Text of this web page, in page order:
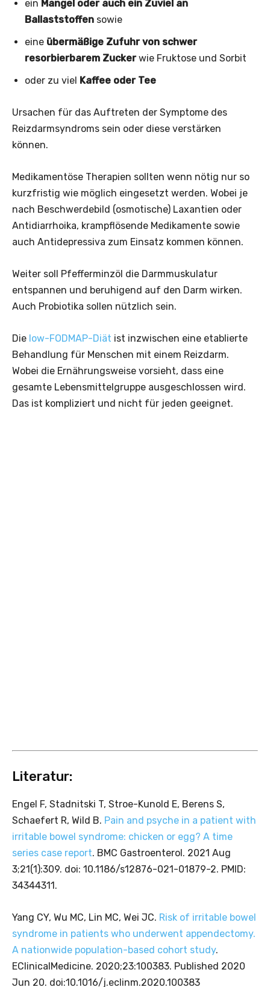
ein Mangel oder auch ein Zuviel an
Ballaststoffen sowie
eine übermäßige Zufuhr von schwer
resorbierbarem Zucker­wie Fruktose und Sorbit
oder zu viel Kaffee oder Tee
Ursachen für das Auftreten der Symptome des
Reizdarmsyndroms sein oder diese verstärken
können.
Medikamentöse Therapien sollten wenn nötig nur so
kurzfristig wie möglich eingesetzt werden. Wobei je
nach Beschwerdebild (osmotische) Laxantien oder
Antidiarrhoika, krampflösende Medikamente sowie
auch Antidepressiva zum Einsatz kommen können.
Weiter soll Pfefferminzöl die Darmmuskulatur
entspannen und beruhigend auf den Darm wirken.
Auch Probiotika sollen nützlich sein.
Die low-FODMAP-Diät ist inzwischen eine etablierte
Behandlung für Menschen mit einem Reizdarm.
Wobei die Ernährungsweise vorsieht, dass eine
gesamte Lebensmittelgruppe ausgeschlossen wird.
Das ist kompliziert und nicht für jeden geeignet.
Literatur:
Engel F, Stadnitski T, Stroe-Kunold E, Berens S,
Schaefert R, Wild B. Pain and psyche in a patient with
irritable bowel syndrome: chicken or egg? A time
series case report. BMC Gastroenterol. 2021 Aug
3;21(1):309. doi: 10.1186/s12876-021-01879-2. PMID:
34344311.
Yang CY, Wu MC, Lin MC, Wei JC. Risk of irritable bowel
syndrome in patients who underwent appendectomy.
A nationwide population-based cohort study.
EClinicalMedicine. 2020;23:100383. Published 2020
Jun 20. doi:10.1016/j.eclinm.2020.100383